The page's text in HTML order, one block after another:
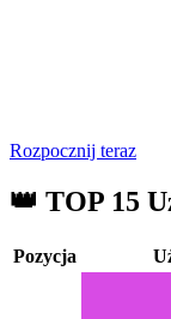
Rozpocznij teraz
👑 TOP 15
Pozycja